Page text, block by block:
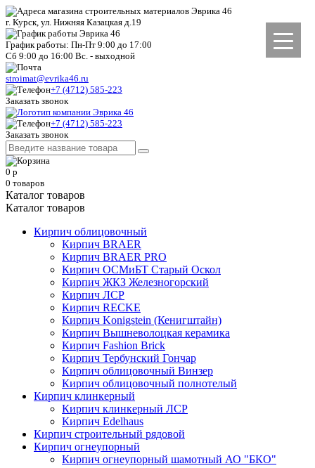
г. Курск, ул. Нижняя Казацкая д.19
График работы: Пн-Пт 9:00 до 17:00
Сб 9:00 до 16:00 Вс. - выходной
stroimat@evrika46.ru
+7 (4712) 585-223
Заказать звонок
+7 (4712) 585-223
Заказать звонок
0 р
0 товаров
Каталог товаров
Каталог товаров
Кирпич облицовочный
Кирпич BRAER
Кирпич BRAER PRO
Кирпич ОСМиБТ Старый Оскол
Кирпич ЖКЗ Железногорский
Кирпич ЛСР
Кирпич RECKE
Кирпич Konigstein (Кенигштайн)
Кирпич Вышневолоцкая керамика
Кирпич Fashion Brick
Кирпич Тербунский Гончар
Кирпич облицовочный Винзер
Кирпич облицовочный полнотелый
Кирпич клинкерный
Кирпич клинкерный ЛСР
Кирпич Edelhaus
Кирпич строительный рядовой
Кирпич огнеупорный
Кирпич огнеупорный шамотный АО "БКО"